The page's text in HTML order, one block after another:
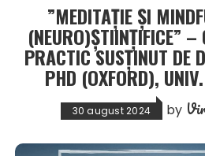
”MEDITAȚIE ȘI
(NEURO)ȘTIINȚIFICE” –
PRACTIC SUSȚINUT DE
PHD (OXFORD),
30 august 2024 by